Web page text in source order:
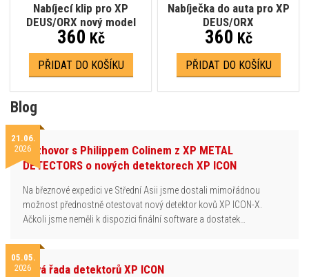
Nabíjecí klip pro XP
DEUS/ORX nový model
360 Kč
PŘIDAT DO KOŠÍKU
Nabíječka do auta pro XP
DEUS/ORX
360 Kč
PŘIDAT DO KOŠÍKU
Blog
21.06.
2026Rozhovor s Philippem Colinem z XP METAL
DETECTORS o nových detektorech XP ICON
Na březnové expedici ve Střední Asii jsme dostali mimořádnou
možnost přednostně otestovat nový detektor kovů XP ICON-X.
Ačkoli jsme neměli k dispozici finální software a dostatek…
05.05.
2026Nová řada detektorů XP ICON